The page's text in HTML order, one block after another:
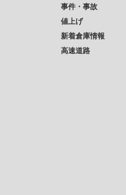
事件・事故
値上げ
新着倉庫情報
高速道路